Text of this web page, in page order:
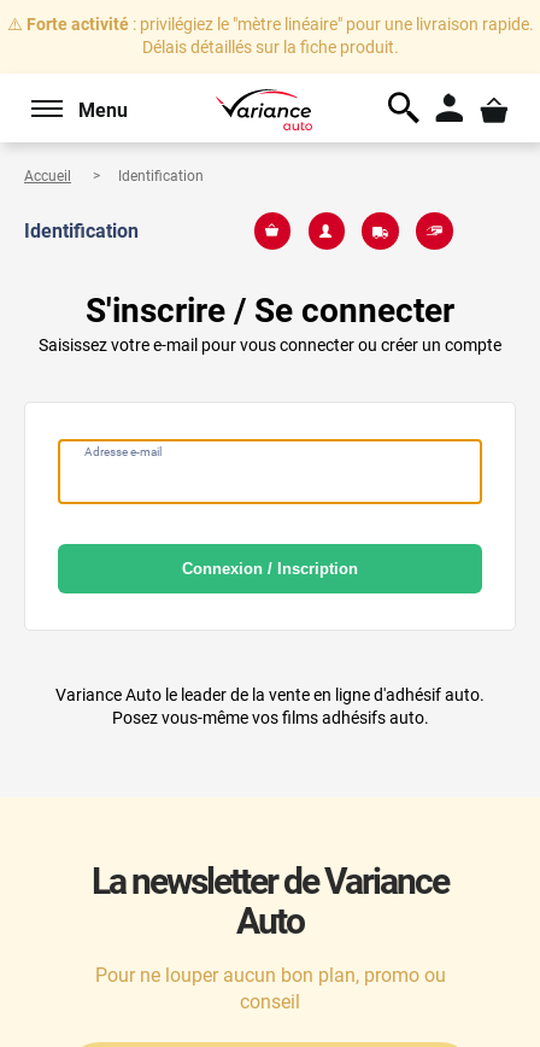
⚠️ Forte activité: privilégiez le "mètre linéaire" pour une livraison rapide.
Délais détaillés sur la fiche produit.
Menu
Accueil Identification
Identification
S'inscrire / Se connecter
Saisissez votre e-mail pour vous connecter ou créer un compte
Adresse e-mail
Connexion / Inscription
Variance Auto le leader de la vente en ligne d'adhésif auto.
Posez vous-même vos films adhésifs auto.
La newsletter de Variance
Auto
Pour ne louper aucun bon plan, promo ou
conseil